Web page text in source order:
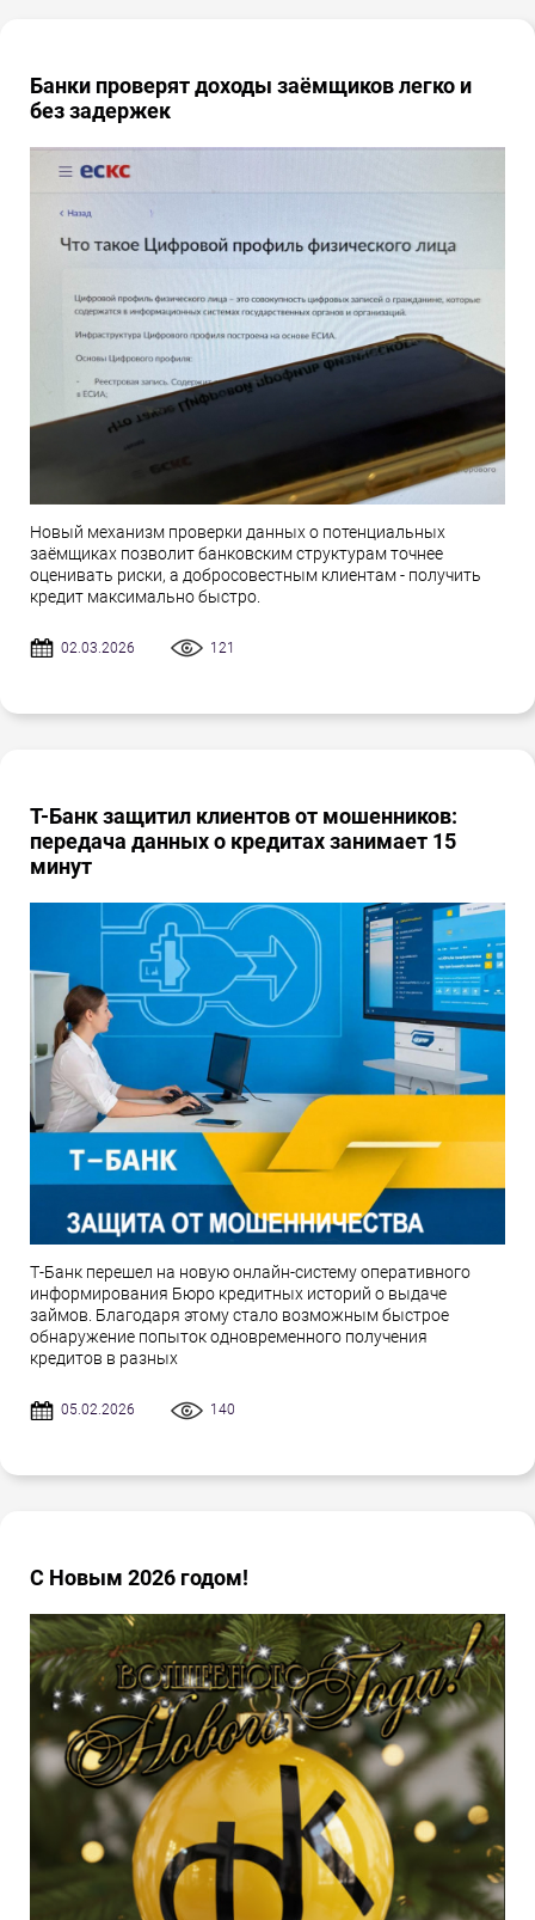
Банки проверят доходы заёмщиков легко и
без задержек
Новый механизм проверки данных о потенциальных
заёмщиках позволит банковским структурам точнее
оценивать риски, а добросовестным клиентам - получить
кредит максимально быстро.
02.03.2026 121
Т-Банк защитил клиентов от мошенников:
передача данных о кредитах занимает 15
минут
Т-Банк перешел на новую онлайн-систему оперативного
информирования Бюро кредитных историй о выдаче
займов. Благодаря этому стало возможным быстрое
обнаружение попыток одновременного получения
кредитов в разных
05.02.2026 140
С Новым 2026 годом!